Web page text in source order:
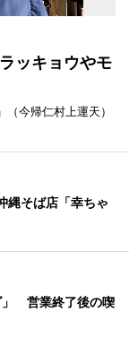
ッキョウやモ
今帰仁村上運天）
縄そば店「幸ちゃ
」 営業終了後の喫